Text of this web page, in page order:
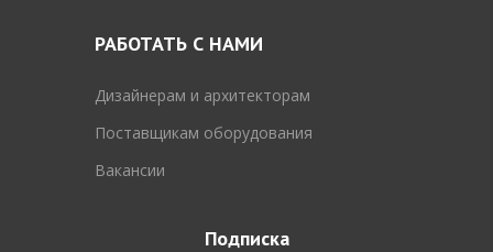
РАБОТАТЬ С НАМИ
Дизайнерам и архитекторам
Поставщикам оборудования
Вакансии
Подписка